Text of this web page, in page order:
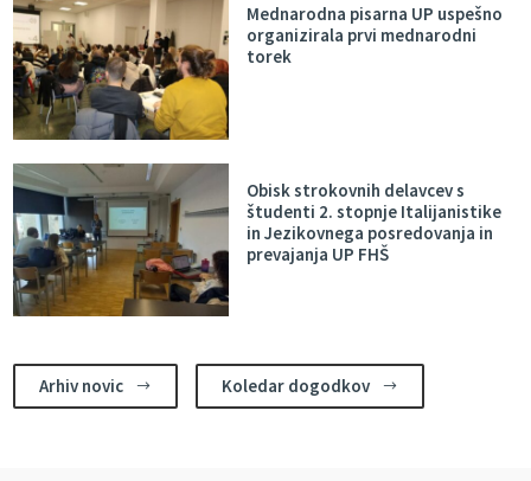
Mednarodna pisarna UP uspešno
organizirala prvi mednarodni
torek
Obisk strokovnih delavcev s
študenti 2. stopnje Italijanistike
in Jezikovnega posredovanja in
prevajanja UP FHŠ
Arhiv novic $ Koledar dogodkov $